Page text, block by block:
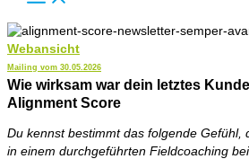
Webansicht
Mailing vom 30.05.2026
Wie wirksam war dein letztes
Alignment Score
Du kennst bestimmt das folgende Gefühl,
in einem durchgeführten Fieldcoaching